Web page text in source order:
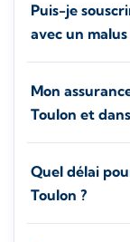
Puis-je
avec un malus
Mon
Toulon et
Quel délai
Toulon ?